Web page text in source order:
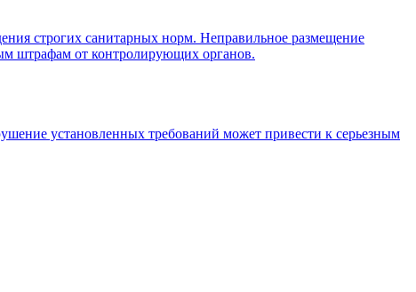
строгих санитарных норм. Неправильное размещение
штрафам от контролирующих органов.
установленных требований может привести к серьезным